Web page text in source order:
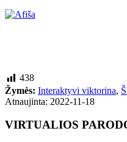
438
Žymės: Interaktyvi viktorina,
Atnaujinta: 2022-11-18
VIRTUALIOS